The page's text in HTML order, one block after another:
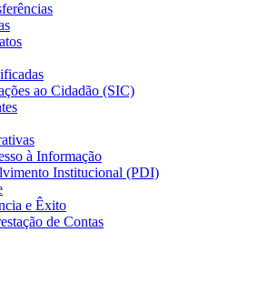
ao Cidadão (SIC)
à Informação
Institucional (PDI)
e Êxito
de Contas